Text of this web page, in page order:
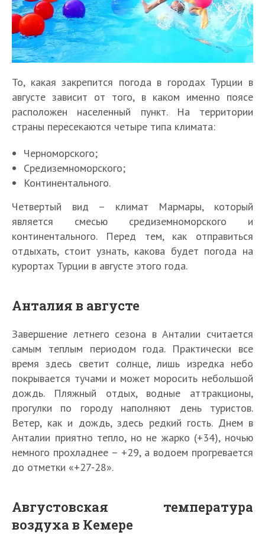
То, какая закрепится погода в городах Турции в
августе зависит от того, в каком именно поясе
расположен населенный пункт. На территории
страны пересекаются четыре типа климата:
Черноморского;
Средиземноморского;
Континентального.
Четвертый вид – климат Мармары, который
является смесью средиземноморского и
континентального. Перед тем, как отправиться
отдыхать, стоит узнать, какова будет погода на
курортах Турции в августе этого года.
Анталия в августе
Завершение летнего сезона в Анталии считается
самым теплым периодом года. Практически все
время здесь светит солнце, лишь изредка небо
покрывается тучами и может моросить небольшой
дождь. Пляжный отдых, водные аттракционы,
прогулки по городу наполняют день туристов.
Ветер, как и дождь, здесь редкий гость. Днем в
Анталии приятно тепло, но не жарко (+34), ночью
немного прохладнее – +29, а водоем прогревается
до отметки «+27-28».
Августовская температура
воздуха в Кемере